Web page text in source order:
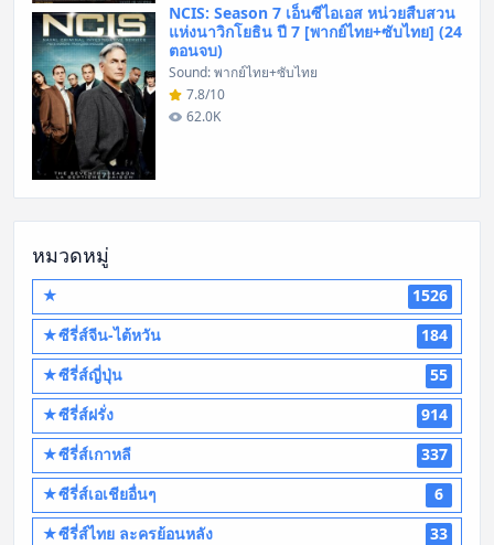
NCIS: Season 7 เอ็นซีไอเอส หน่วยสืบสวน
แห่งนาวิกโยธิน ปี 7 [พากย์ไทย+ซับไทย] (24
ตอนจบ)
Sound: พากย์ไทย+ซับไทย
7.8/10
62.0K
หมวดหมู่
★
1526
★ซีรี่ส์จีน-ไต้หวัน
184
★ซีรี่ส์ญี่ปุ่น
55
★ซีรี่ส์ฝรั่ง
914
★ซีรี่ส์เกาหลี
337
★ซีรี่ส์เอเชียอื่นๆ
6
★ซีรี่ส์ไทย ละครย้อนหลัง
33